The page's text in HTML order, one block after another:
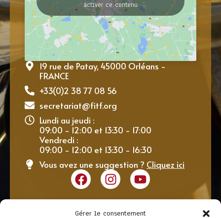
Gérer le consentement
activer ce contenu
19 rue de Patay, 45000 Orléans -
FRANCE
+33(0)2 38 77 08 56
secretariat@fitf.org
Lundi au jeudi :
09:00 - 12:00 et 13:30 - 17:00
Vendredi :
09:00 - 12:00 et 13:30 - 16:30
Vous avez une suggestion ? Cliquez ici